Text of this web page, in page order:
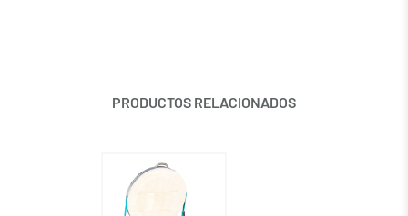
PRODUCTOS RELACIONADOS